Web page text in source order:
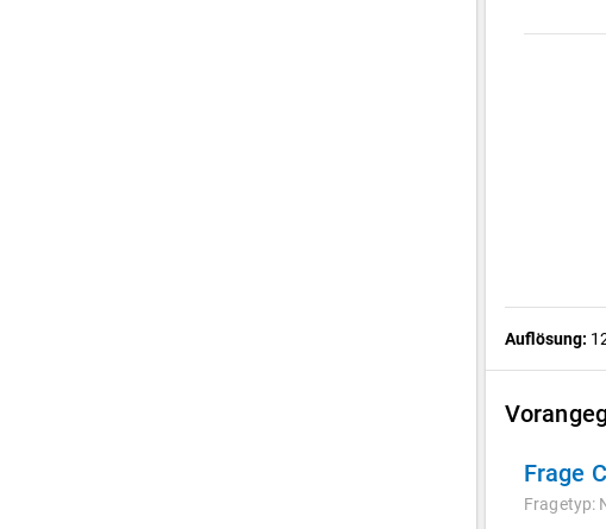
Auflösung:
Frage
Fragetyp: